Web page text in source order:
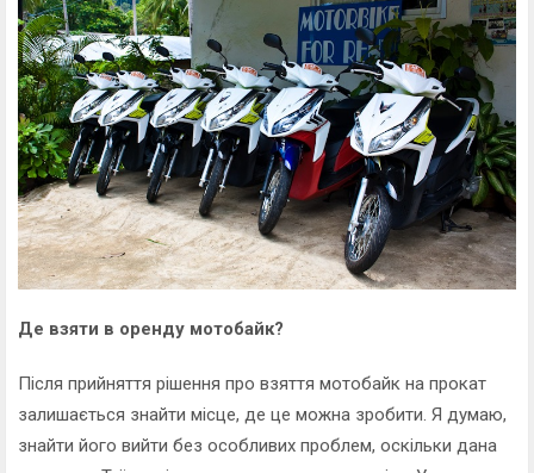
Де взяти в оренду мотобайк?
Після прийняття рішення про взяття мотобайк на прокат
залишається знайти місце, де це можна зробити. Я думаю,
знайти його вийти без особливих проблем, оскільки дана